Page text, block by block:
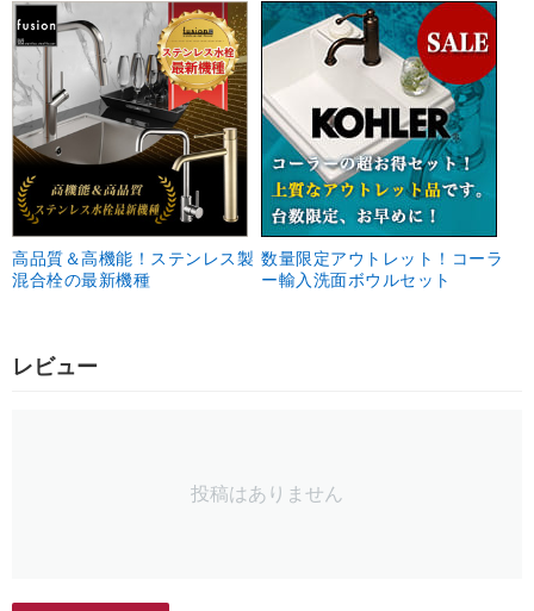
高品質＆高機能！ステンレス製
混合栓の最新機種
数量限定アウトレット！コーラ
ー輸入洗面ボウルセット
レビュー
投稿はありません